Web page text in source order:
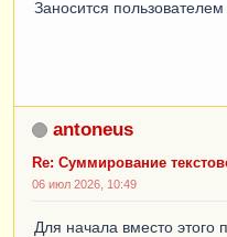
Заносится пользователем
antoneus
Re: Суммирование
06 июл 2026, 10:49
Для начала вместо этого